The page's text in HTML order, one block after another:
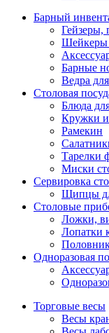
Барный
Гейзеры,
Шейкеры
Барные
Ведра
Столовая
Блюда
Кружки
Рамекин
Тарелки
Миски
Сервировка
Щипцы
Столовые
Ложки,
Лопатки
Одноразовая
Торговые весы
Весы